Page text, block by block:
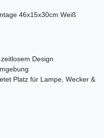
46x15x30cm Weiß
Design
Platz für Lampe, Wecker &